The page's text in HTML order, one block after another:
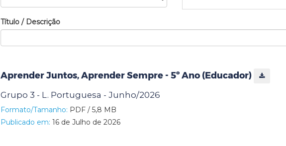
Título / Descrição
Aprender Juntos, Aprender Sempre - 5º Ano (Educador)
Grupo 3 - L. Portuguesa - Junho/2026
Formato/Tamanho: PDF / 5,8 MB
Publicado em: 16 de Julho de 2026